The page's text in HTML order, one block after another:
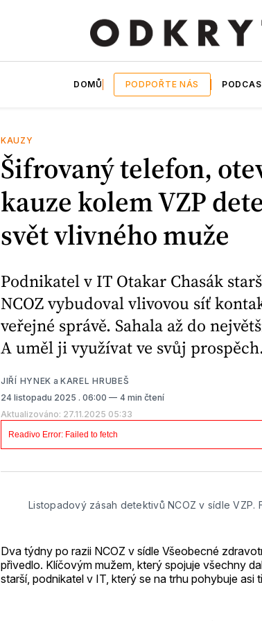
DOMŮ PODPOŘTE NÁS
KAUZY
Šifrovaný telefon,
kauze kolem VZP
svět vlivného muže
Podnikatel v IT Otakar Chasák
NCOZ vybudoval vlivovou síť
veřejné správě. Sahala až do
A uměl ji využívat ve svůj
JIŘÍ HYNEK a KAREL HRUBEŠ
24 listopadu 2025 . 06:00
4 min čtení
Aktualizováno: 27.11.2025 05:33
Listopadový zásah detektivů NCOZ v sídle VZP.
Dva týdny po razii NCOZ v sídle Všeobecné
přivedlo. Klíčovým mužem, který spojuje všechny
starší, podnikatel v IT, který se na trhu pohybuje asi